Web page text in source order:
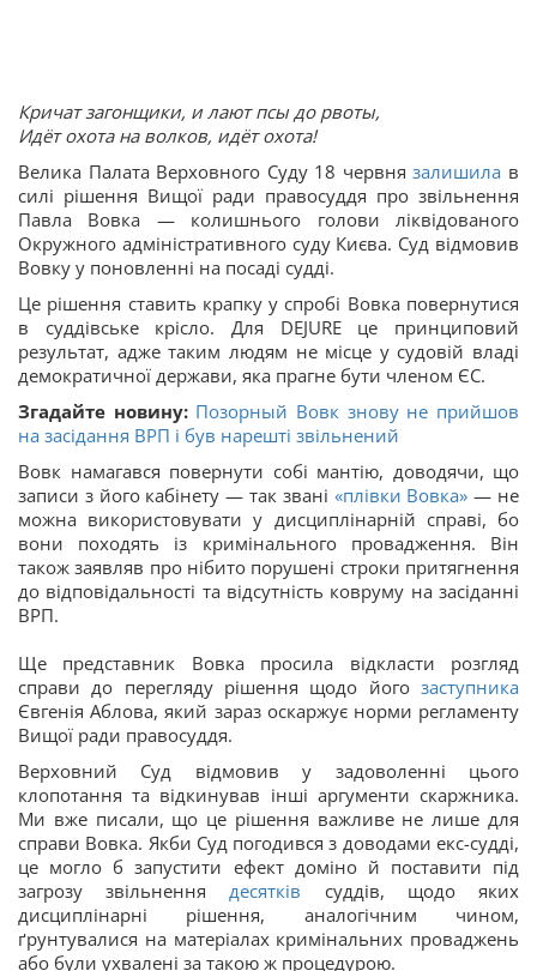
Кричат загонщики, и лают псы до рвоты,
Идёт охота на волков, идёт охота!
Велика Палата Верховного Суду 18 червнязалишила в
силі рішення Вищої ради правосуддя про звільнення
Павла Вовка — колишнього голови ліквідованого
Окружного адміністративного суду Києва. Суд відмовив
Вовку у поновленні на посаді судді.
Це рішення ставить крапку у спробі Вовка повернутися
в суддівське крісло. Для DEJURE це принциповий
результат, адже таким людям не місце у судовій владі
демократичної держави, яка прагне бути членом ЄС.
Згадайте новину: Позорный Вовк знову не прийшов
на засідання ВРП і був нарешті звільнений
Вовк намагався повернути собі мантію, доводячи, що
записи з його кабінету — так звані «плівки Вовка» — не
можна використовувати у дисциплінарній справі, бо
вони походять із кримінального провадження. Він
також заявляв про нібито порушені строки притягнення
до відповідальності та відсутність ковруму на засіданні
ВРП.
Ще представник Вовка просила відкласти розгляд
справи до перегляду рішення щодо його заступника
Євгенія Аблова, який зараз оскаржує норми регламенту
Вищої ради правосуддя.
Верховний Суд відмовив у задоволенні цього
клопотання та відкинував інші аргументи скаржника.
Ми вже писали, що це рішення важливе не лише для
справи Вовка. Якби Суд погодився з доводами екс-судді,
це могло б запустити ефект доміно й поставити під
загрозу звільнення десятків суддів, щодо яких
дисциплінарні рішення, аналогічним чином,
ґрунтувалися на матеріалах кримінальних проваджень
або були ухвалені за такою ж процедурою.